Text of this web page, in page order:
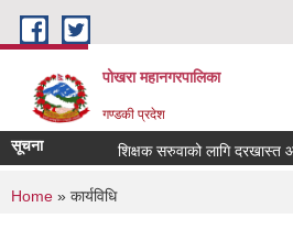
Skip to main content
पोखरा महानगरपालिका
गण्डकी प्रदेश
सूचना शिक्षक सरुवाको लागि दरखास्त
You are here
Home » कार्यविधि